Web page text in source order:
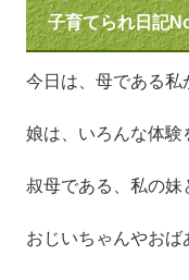
子育てられ日記
今日は、母である私
娘は、いろんな体験
叔母である、私の妹
おじいちゃんやおば